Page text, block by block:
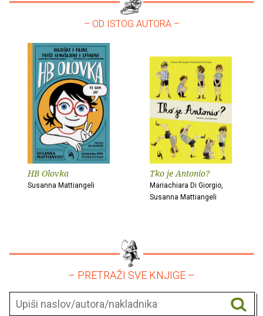
– OD ISTOG AUTORA –
HB Olovka
Susanna Mattiangeli
Tko je Antonio?
Mariachiara Di Giorgio,
Susanna Mattiangeli
– PRETRAŽI SVE KNJIGE –